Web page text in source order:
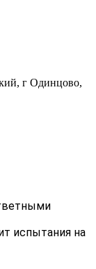
г Одинцово,
испытания на